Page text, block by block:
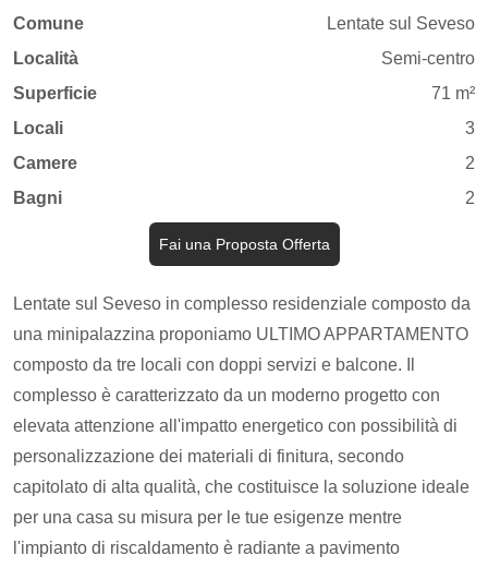
Comune
Lentate sul Seveso
Località
Semi-centro
Superficie
71 m²
Locali
3
Camere
2
Bagni
2
Fai una Proposta Offerta
Lentate sul Seveso in complesso residenziale composto da
una minipalazzina proponiamo ULTIMO APPARTAMENTO
composto da tre locali con doppi servizi e balcone. Il
complesso è caratterizzato da un moderno progetto con
elevata attenzione all'impatto energetico con possibilità di
personalizzazione dei materiali di finitura, secondo
capitolato di alta qualità, che costituisce la soluzione ideale
per una casa su misura per le tue esigenze mentre
l'impianto di riscaldamento è radiante a pavimento